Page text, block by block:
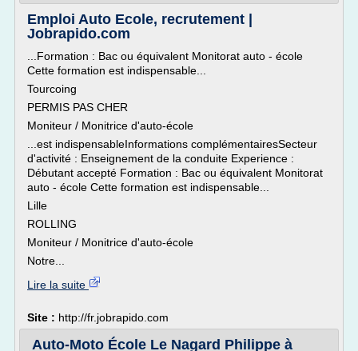
Emploi Auto Ecole, recrutement |
Jobrapido.com
...Formation : Bac ou équivalent Monitorat auto - école
Cette formation est indispensable...
Tourcoing
PERMIS PAS CHER
Moniteur / Monitrice d'auto-école
...est indispensableInformations complémentairesSecteur
d'activité : Enseignement de la conduite Experience :
Débutant accepté Formation : Bac ou équivalent Monitorat
auto - école Cette formation est indispensable...
Lille
ROLLING
Moniteur / Monitrice d'auto-école
Notre...
Lire la suite
Site : http://fr.jobrapido.com
Auto-Moto École Le Nagard Philippe à